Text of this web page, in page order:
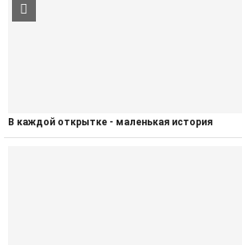
В каждой открытке - маленькая история